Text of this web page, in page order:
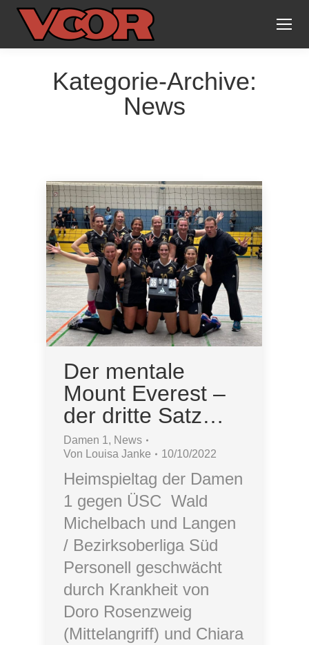
Kategorie-Archive:
News
Der mentale
Mount Everest –
der dritte Satz…
Damen 1 , News
Von Louisa Janke 10/10/2022
Heimspieltag der Damen
1 gegen ÜSC Wald
Michelbach und Langen
/ Bezirksoberliga Süd
Personell geschwächt
durch Krankheit von
Doro Rosenzweig
(Mittelangriff) und Chiara